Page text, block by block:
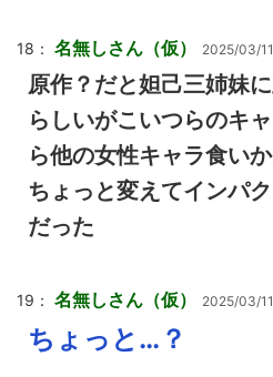
18： 名無しさん（仮） 2025/03/
原作？だと妲己三姉妹
らしいがこいつらのキ
ら他の女性キャラ食い
ちょっと変えてインパ
だった
19： 名無しさん（仮） 2025/03/
ちょっと…？